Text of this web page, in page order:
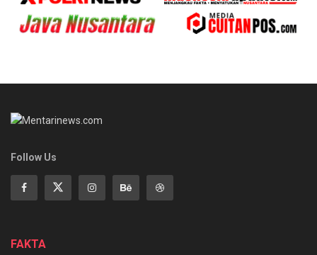
Follow Us
FAKTA